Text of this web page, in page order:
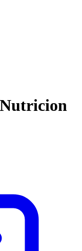
Nutricion